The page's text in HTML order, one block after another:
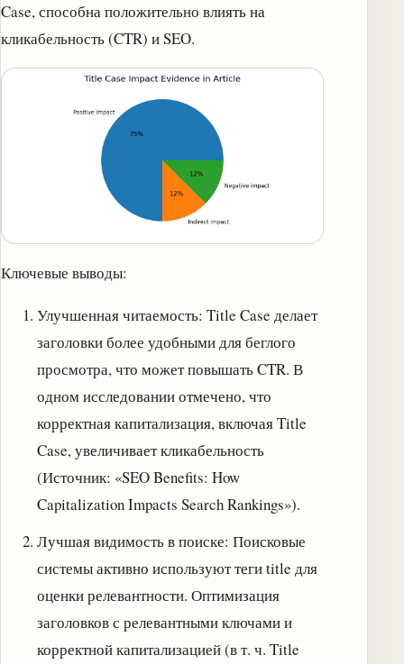
Case, способна положительно влиять на
кликабельность (CTR) и SEO.
Ключевые выводы:
Улучшенная читаемость: Title Case делает
заголовки более удобными для беглого
просмотра, что может повышать CTR. В
одном исследовании отмечено, что
корректная капитализация, включая Title
Case, увеличивает кликабельность
(Источник: «SEO Benefits: How
Capitalization Impacts Search Rankings»).
Лучшая видимость в поиске: Поисковые
системы активно используют теги title для
оценки релевантности. Оптимизация
заголовков с релевантными ключами и
корректной капитализацией (в т. ч. Title